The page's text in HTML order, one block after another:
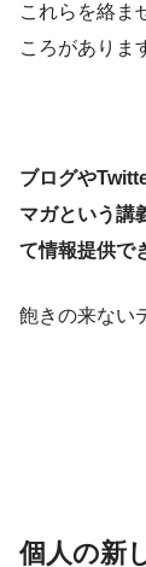
これらを絡ま
ころがありま
ブログや
マガという講
て情報提供で
飽きの来ない
個人の新